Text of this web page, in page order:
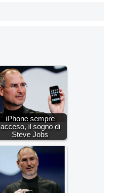
iPhone sempre
acceso, il sogno di
Steve Jobs